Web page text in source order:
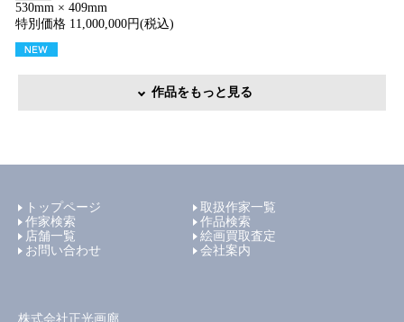
530mm × 409mm
特別価格 11,000,000円(税込)
作品をもっと見る
トップページ
取扱作家一覧
作家検索
作品検索
店舗一覧
絵画買取査定
お問い合わせ
会社案内
株式会社正光画廊